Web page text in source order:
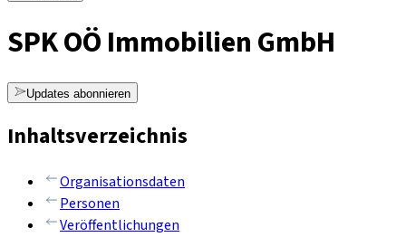
SPK OÖ Immobilien GmbH
Updates abonnieren
Inhaltsverzeichnis
Organisationsdaten
Personen
Veröffentlichungen